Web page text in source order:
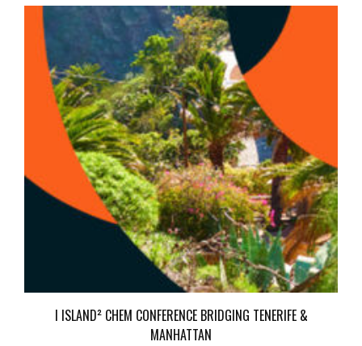
I ISLAND² CHEM CONFERENCE BRIDGING TENERIFE &
MANHATTAN